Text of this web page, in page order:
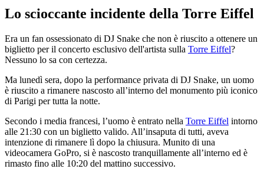
Lo scioccante incidente della Torre Eiffel
Era un fan ossessionato di DJ Snake che non è riuscito a ottenere un
biglietto per il concerto esclusivo dell'artista sulla Torre Eiffel?
Nessuno lo sa con certezza.
Ma lunedì sera, dopo la performance privata di DJ Snake, un uomo
è riuscito a rimanere nascosto all’interno del monumento più iconico
di Parigi per tutta la notte.
Secondo i media francesi, l’uomo è entrato nella Torre Eiffel intorno
alle 21:30 con un biglietto valido. All’insaputa di tutti, aveva
intenzione di rimanere lì dopo la chiusura. Munito di una
videocamera GoPro, si è nascosto tranquillamente all’interno ed è
rimasto fino alle 10:20 del mattino successivo.